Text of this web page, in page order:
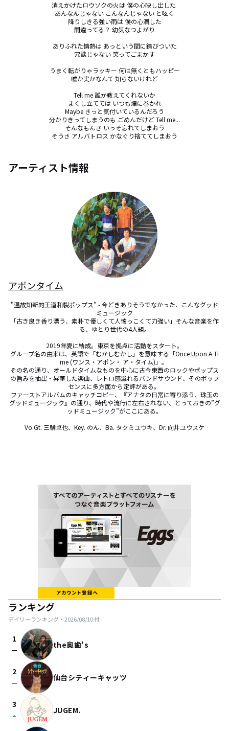
消えかけたロウソクの火は 僕の心映し出した
あんなんじゃない こんなんじゃない と呟く
降りしきる強い雨は 僕の心潤した
間違ってる？ 幼気なつよがり
ありふれた情熱は あっという間に錆びついた
冗談じゃない 笑ってごまかす
うまく転がりゃラッキー 何は無くともハッピー
嘘か実かなんて 知らないけれど
Tell me 誰か教えてくれないか
まくし立てては いつも煙に巻かれ
Maybe きっと気付いているんだろう
分かりきってしまうのも ごめんだけど Tell me...
そんなもんさ いっそ忘れてしまおう
そうさ アルバトロス かなぐり捨ててしまおう
アーティスト情報
アポンタイム
"温故知新的王道和製ポップス" - 今どきありそうでなかった、こんなグッド
ミュージック
「古き良き香り漂う、素朴で優しくて人懐っこくて力強い」そんな音楽を作
る、ゆとり世代の4人組。
2019年夏に結成。東京を拠点に活動をスタート。
グループ名の由来は、英語で「むかしむかし」を意味する「Once Upon A Ti
me (ワンス・アポン・ ア・タイム)」。
その名の通り、オールドタイムなものを中心に古今東西のロックやポップス
の旨みを抽出・昇華した楽曲、レトロ感溢れるバンドサウンド、そのポップ
センスに多方面から定評がある。
ファーストアルバムのキャッチコピー、『アナタの日常に寄り添う、珠玉の
グッドミュージック』の通り、時代や流行に左右されない、とっておきの”グ
ッドミュージック”がここにある。
Vo.Gt. 三輪卓也、Key. のん、Ba. タクミユウキ、Dr. 向井ユウスケ
ランキング
デイリーランキング・ 2026/08/10付
1
check_indeterminate_small the奥歯's
2
check_indeterminate_small 仙台シティーキャッツ
3
arrow_drop_up JUGEM.